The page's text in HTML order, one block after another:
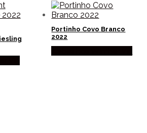
Portinho Covo Branco
2022